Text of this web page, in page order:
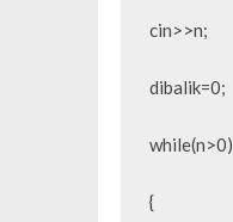
cin>>n;
dibalik=0;
while(n>0)
{